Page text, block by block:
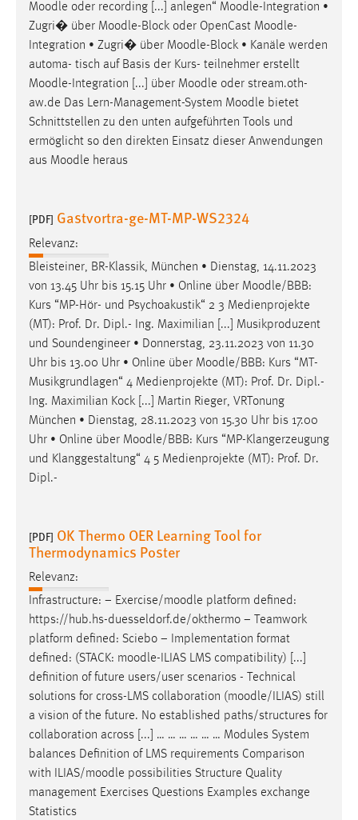
Moodle oder recording [...] anlegen“ Moodle-Integration •
Zugri� über Moodle-Block oder OpenCast Moodle-
Integration • Zugri� über Moodle-Block • Kanäle werden
automa- tisch auf Basis der Kurs- teilnehmer erstellt
Moodle-Integration [...] über Moodle oder stream.oth-
aw.de Das Lern-Management-System Moodle bietet
Schnittstellen zu den unten aufgeführten Tools und
ermöglicht so den direkten Einsatz dieser Anwendungen
aus Moodle heraus
[PDF] Gastvortra-ge-MT-MP-WS2324
Relevanz:
Bleisteiner, BR-Klassik, München • Dienstag, 14.11.2023
von 13.45 Uhr bis 15.15 Uhr • Online über Moodle/BBB:
Kurs “MP-Hör- und Psychoakustik“ 2 3 Medienprojekte
(MT): Prof. Dr. Dipl.- Ing. Maximilian [...] Musikproduzent
und Soundengineer • Donnerstag, 23.11.2023 von 11.30
Uhr bis 13.00 Uhr • Online über Moodle/BBB: Kurs “MT-
Musikgrundlagen“ 4 Medienprojekte (MT): Prof. Dr. Dipl.-
Ing. Maximilian Kock [...] Martin Rieger, VRTonung
München • Dienstag, 28.11.2023 von 15.30 Uhr bis 17.00
Uhr • Online über Moodle/BBB: Kurs “MP-Klangerzeugung
und Klanggestaltung“ 4 5 Medienprojekte (MT): Prof. Dr.
Dipl.-
[PDF] OK Thermo OER Learning Tool for
Thermodynamics Poster
Relevanz:
Infrastructure: − Exercise/moodle platform defined:
https://hub.hs-duesseldorf.de/okthermo − Teamwork
platform defined: Sciebo − Implementation format
defined: (STACK: moodle-ILIAS LMS compatibility) [...]
definition of future users/user scenarios - Technical
solutions for cross-LMS collaboration (moodle/ILIAS) still
a vision of the future. No established paths/structures for
collaboration across [...] … … … … … … Modules System
balances Definition of LMS requirements Comparison
with ILIAS/moodle possibilities Structure Quality
management Exercises Questions Examples exchange
Statistics